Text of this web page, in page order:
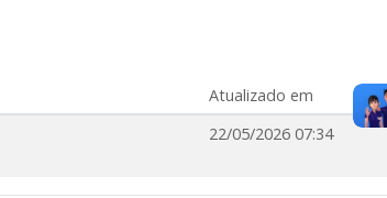
Atualizado em
22/05/2026 07:34